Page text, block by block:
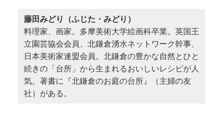
藤田みどり（ふじた・みどり）
料理家、画家。多摩美術大学絵画科卒業。英国王
立園芸協会会員、北鎌倉湧水ネットワーク幹事、
日本美術家連盟会員。北鎌倉の豊かな自然とひと
続きの「台所」から生まれるおいしいレシピが人
気。著書に『北鎌倉のお庭の台所』（主婦の友
社）がある。